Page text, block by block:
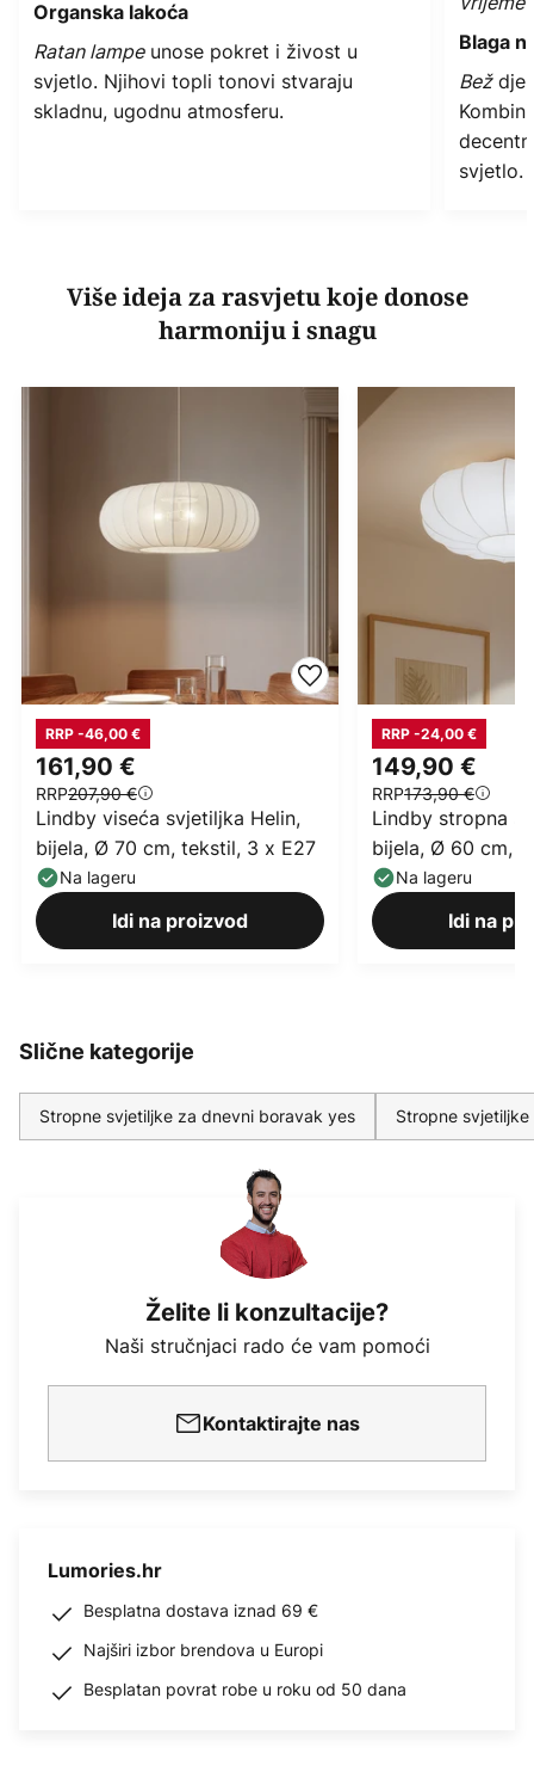
Organska lakoća
Ratan lampeunose pokret i živost u
svjetlo. Njihovi topli tonovi stvaraju
skladnu, ugodnu atmosferu.
Blaga
Bež
svjetlo.
Više ideja za rasvjetu koje donose
harmoniju i snagu
161,90 €
RRP207,90 €
RRP -46,00 €
Lindby viseća svjetiljka Helin,
bijela, Ø 70 cm, tekstil, 3 x E27
Na lageru
Idi na proizvod
149,90 €
RRP173,90 €
RRP -24,00 €
Lindby stropna
bijela, Ø 60 cm,
Na lageru
Idi na
Slične kategorije
Stropne svjetiljke za dnevni boravak yes Stropne
Želite li konzultacije?
Naši stručnjaci rado će vam pomoći
Kontaktirajte nas
Lumories.hr
Besplatna dostava iznad 69 €
Najširi izbor brendova u Europi
Besplatan povrat robe u roku od 50 dana